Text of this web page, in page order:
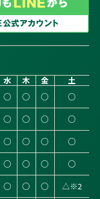
水 木 金 土
○ ○ ○
○
○ ○ ○ ○
○ ○ ○
○
○ ○ ○ ○
○ ○ ○
△※2